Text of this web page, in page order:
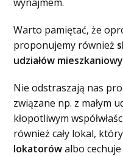
Warto pamiętać, że
proponujemy również
udziałów
Nie odstraszają nas
związane np. z małym
kłopotliwym
również cały lokal,
lokatorówalbo